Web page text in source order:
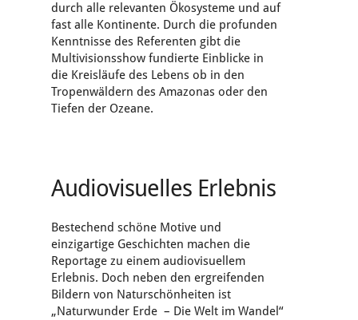
durch alle relevanten Ökosysteme und auf
fast alle Kontinente. Durch die profunden
Kenntnisse des Referenten gibt die
Multivisionsshow fundierte Einblicke in
die Kreisläufe des Lebens ob in den
Tropenwäldern des Amazonas oder den
Tiefen der Ozeane.
Audiovisuelles Erlebnis
Bestechend schöne Motive und
einzigartige Geschichten machen die
Reportage zu einem audiovisuellem
Erlebnis. Doch neben den ergreifenden
Bildern von Naturschönheiten ist
„Naturwunder Erde – Die Welt im Wandel“